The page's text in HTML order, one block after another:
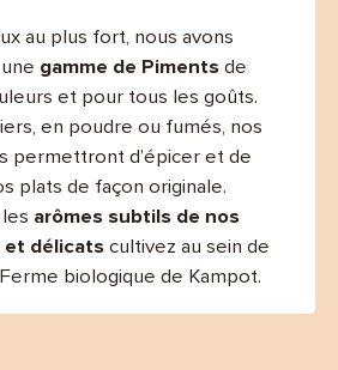
au plus fort, nous avons
gamme de Piments de
et pour tous les goûts.
en poudre ou fumés, nos
permettront d’épicer et de
plats de façon originale.
arômes subtils de nos
et délicats cultivez au sein de
biologique de Kampot.